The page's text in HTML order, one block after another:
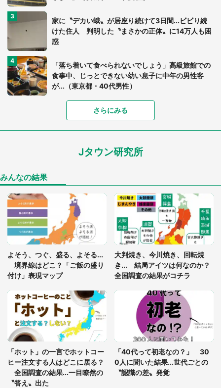
家に〝デカい蛾〟が居座り続けて3日間...ビビり続
けた住人 判明した〝まさかの正体〟に14万人も困
惑
「落ち着いて食べられないでしょう」高級旅館での
食事中、じっとできない幼い息子に中年の男性客
が...（東京都・40代男性）
「可愛いのにホラー」「事件性を感じる」 ふわふ
「孫にあげると思って、あなたにこれをあげる」
「ゾワゾワする」「本当に気持ち悪い」 道端でバ
グっちゃってた〝野生の野菜〟に6.5万人戦慄
「閉所恐怖症の私は新幹線で大パニック。隣席の青
年に『手を繋いで』とお願いしたら...」 体験談に
8万人感動
7万人驚がく 「お菓子売り場ならまだしも...」「ハ
ードル高い」
あまりにも四角すぎる猫、激写される 「これもう
座布団だろ」「食パンの耳」と1.4万人困惑
さらにみる
Jタウン研究所
みんなの結果
よそう、つぐ、盛る、よそる...
境界線はどこ？「ご飯の盛り
付け」表現マップ
大判焼き、今川焼き、回転焼
き... 結局アイツは何なのか？
全国調査の結果がコチラ
「ホット」の一言でホットコー
ヒー注文する人はどこに居る？
全国調査の結果...一目瞭然の
〝答え〟出た
「40代って初老なの？」 30
0人に聞いた結果...世代ごとの
〝認識の差〟発覚